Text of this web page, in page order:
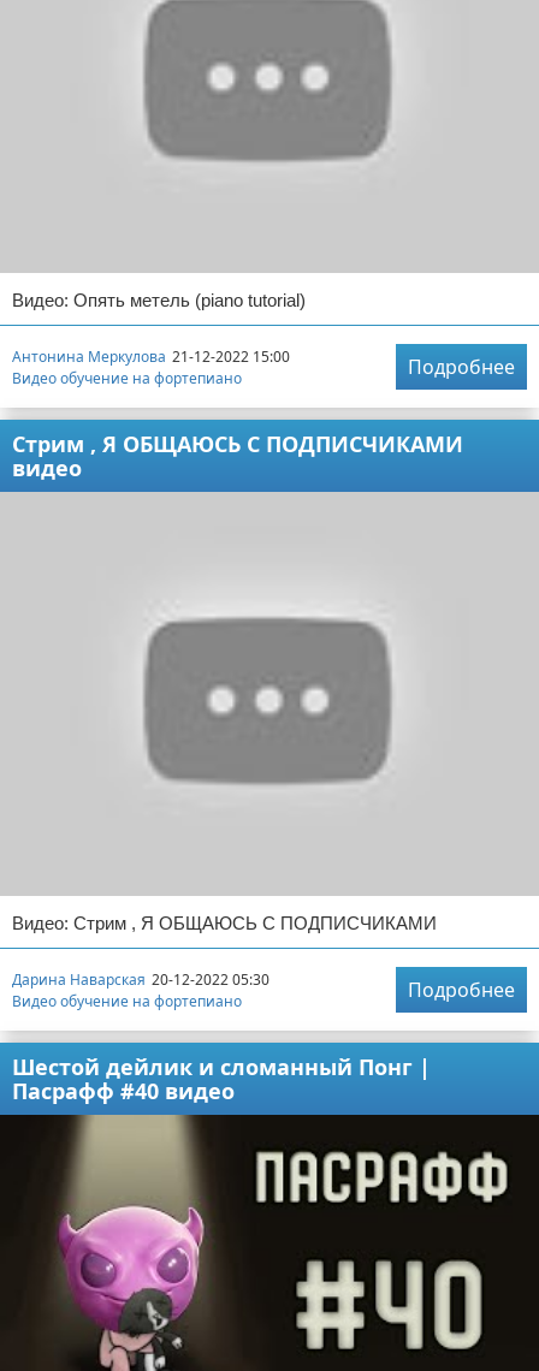
Видео: Опять метель (piano tutorial)
Антонина Меркулова 21-12-2022 15:00
Видео обучение на фортепиано
Подробнее
Стрим , Я ОБЩАЮСЬ С ПОДПИСЧИКАМИ
видео
Видео: Стрим , Я ОБЩАЮСЬ С ПОДПИСЧИКАМИ
Дарина Наварская 20-12-2022 05:30
Видео обучение на фортепиано
Подробнее
Шестой дейлик и сломанный Понг |
Пасрафф #40 видео